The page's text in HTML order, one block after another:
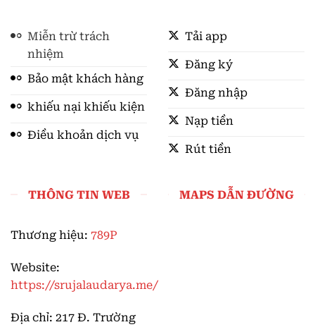
Miễn trừ trách
nhiệm
Bảo mật khách hàng
khiếu nại khiếu kiện
Điều khoản dịch vụ
Tải app
Đăng ký
Đăng nhập
Nạp tiền
Rút tiền
THÔNG TIN WEB
Thương hiệu: 789P
Website:
https://srujalaudarya.me/
Địa chỉ: 217 Đ. Trường
MAPS DẪN ĐƯỜNG